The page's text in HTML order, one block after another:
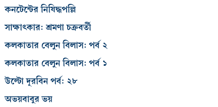
কনটেন্টের নিষিদ্ধপল্লি
সাক্ষাৎকার: শ্রমণা চক্রবর্তী
কলকাতার বেলুন বিলাস: পর্ব ২
কলকাতার বেলুন বিলাস: পর্ব ১
উল্টো দূরবিন পর্ব: ২৮
অভয়বাবুর ভয়